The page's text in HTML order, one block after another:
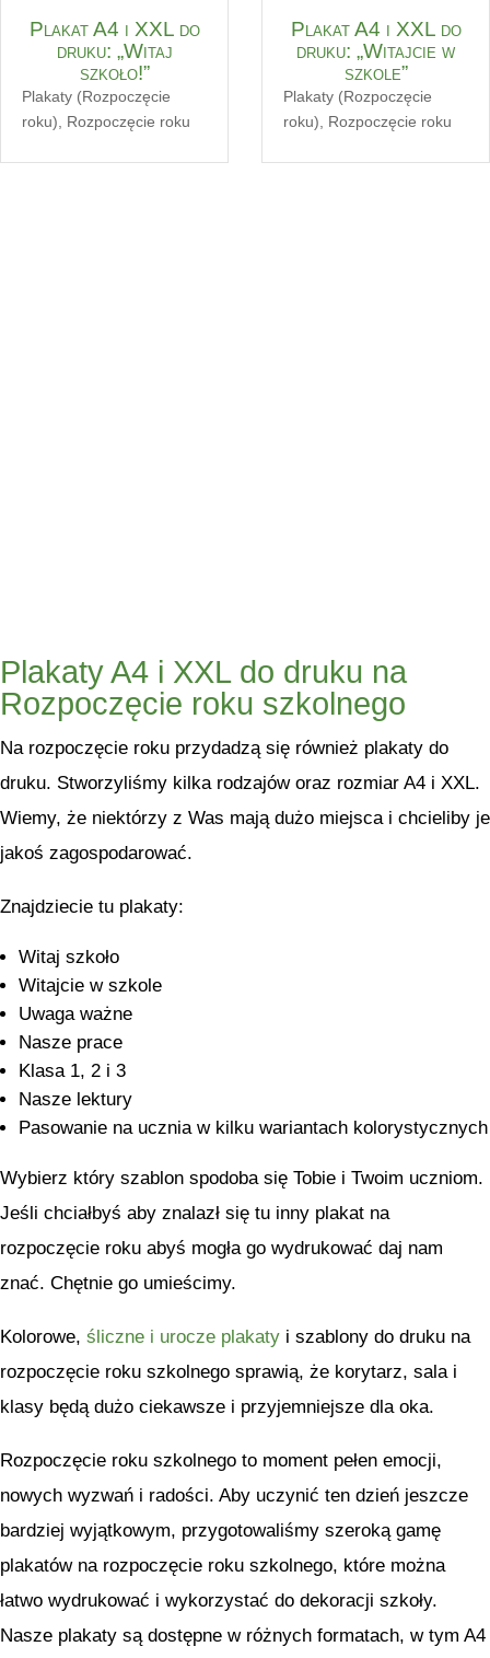
Plakat A4 i XXL do
druku: „Witaj
szkoło!”
Plakaty (Rozpoczęcie
roku), Rozpoczęcie roku
Plakat A4 i XXL do
druku: „Witajcie w
szkole”
Plakaty (Rozpoczęcie
roku), Rozpoczęcie roku
Plakaty A4 i XXL do druku na
Rozpoczęcie roku szkolnego
Na rozpoczęcie roku przydadzą się również plakaty do
druku. Stworzyliśmy kilka rodzajów oraz rozmiar A4 i XXL.
Wiemy, że niektórzy z Was mają dużo miejsca i chcieliby je
jakoś zagospodarować.
Znajdziecie tu plakaty:
Witaj szkoło
Witajcie w szkole
Uwaga ważne
Nasze prace
Klasa 1, 2 i 3
Nasze lektury
Pasowanie na ucznia w kilku wariantach kolorystycznych
Wybierz który szablon spodoba się Tobie i Twoim uczniom.
Jeśli chciałbyś aby znalazł się tu inny plakat na
rozpoczęcie roku abyś mogła go wydrukować daj nam
znać. Chętnie go umieścimy.
Kolorowe, śliczne i urocze plakaty i szablony do druku na
rozpoczęcie roku szkolnego sprawią, że korytarz, sala i
klasy będą dużo ciekawsze i przyjemniejsze dla oka.
Rozpoczęcie roku szkolnego to moment pełen emocji,
nowych wyzwań i radości. Aby uczynić ten dzień jeszcze
bardziej wyjątkowym, przygotowaliśmy szeroką gamę
plakatów na rozpoczęcie roku szkolnego, które można
łatwo wydrukować i wykorzystać do dekoracji szkoły.
Nasze plakaty są dostępne w różnych formatach, w tym A4